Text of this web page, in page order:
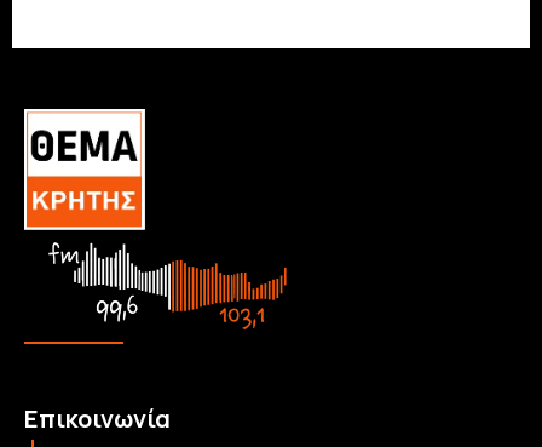
Επικοινωνία